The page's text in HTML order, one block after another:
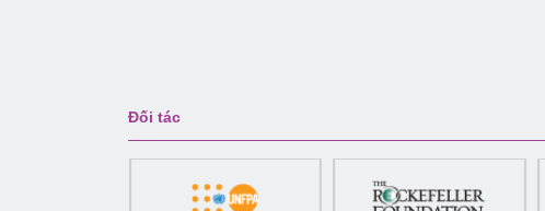
Đối tác